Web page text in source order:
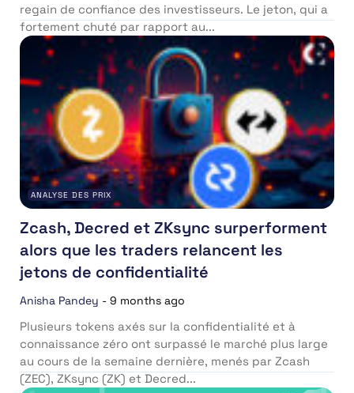
regain de confiance des investisseurs. Le jeton, qui a
fortement chuté par rapport au...
ANALYSE DES PRIX
Zcash, Decred et ZKsync surperforment
alors que les traders relancent les
jetons de confidentialité
Anisha Pandey - 9 months ago
Plusieurs tokens axés sur la confidentialité et à
connaissance zéro ont surpassé le marché plus large
au cours de la semaine dernière, menés par Zcash
(ZEC), ZKsync (ZK) et Decred...